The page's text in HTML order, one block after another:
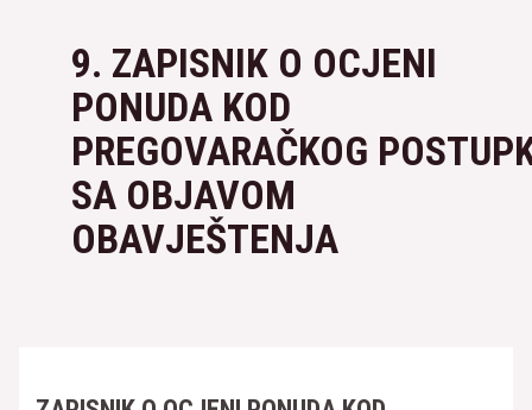
9. ZAPISNIK O OCJENI
PONUDA KOD
PREGOVARAČKOG
SA OBJAVOM
OBAVJEŠTENJA